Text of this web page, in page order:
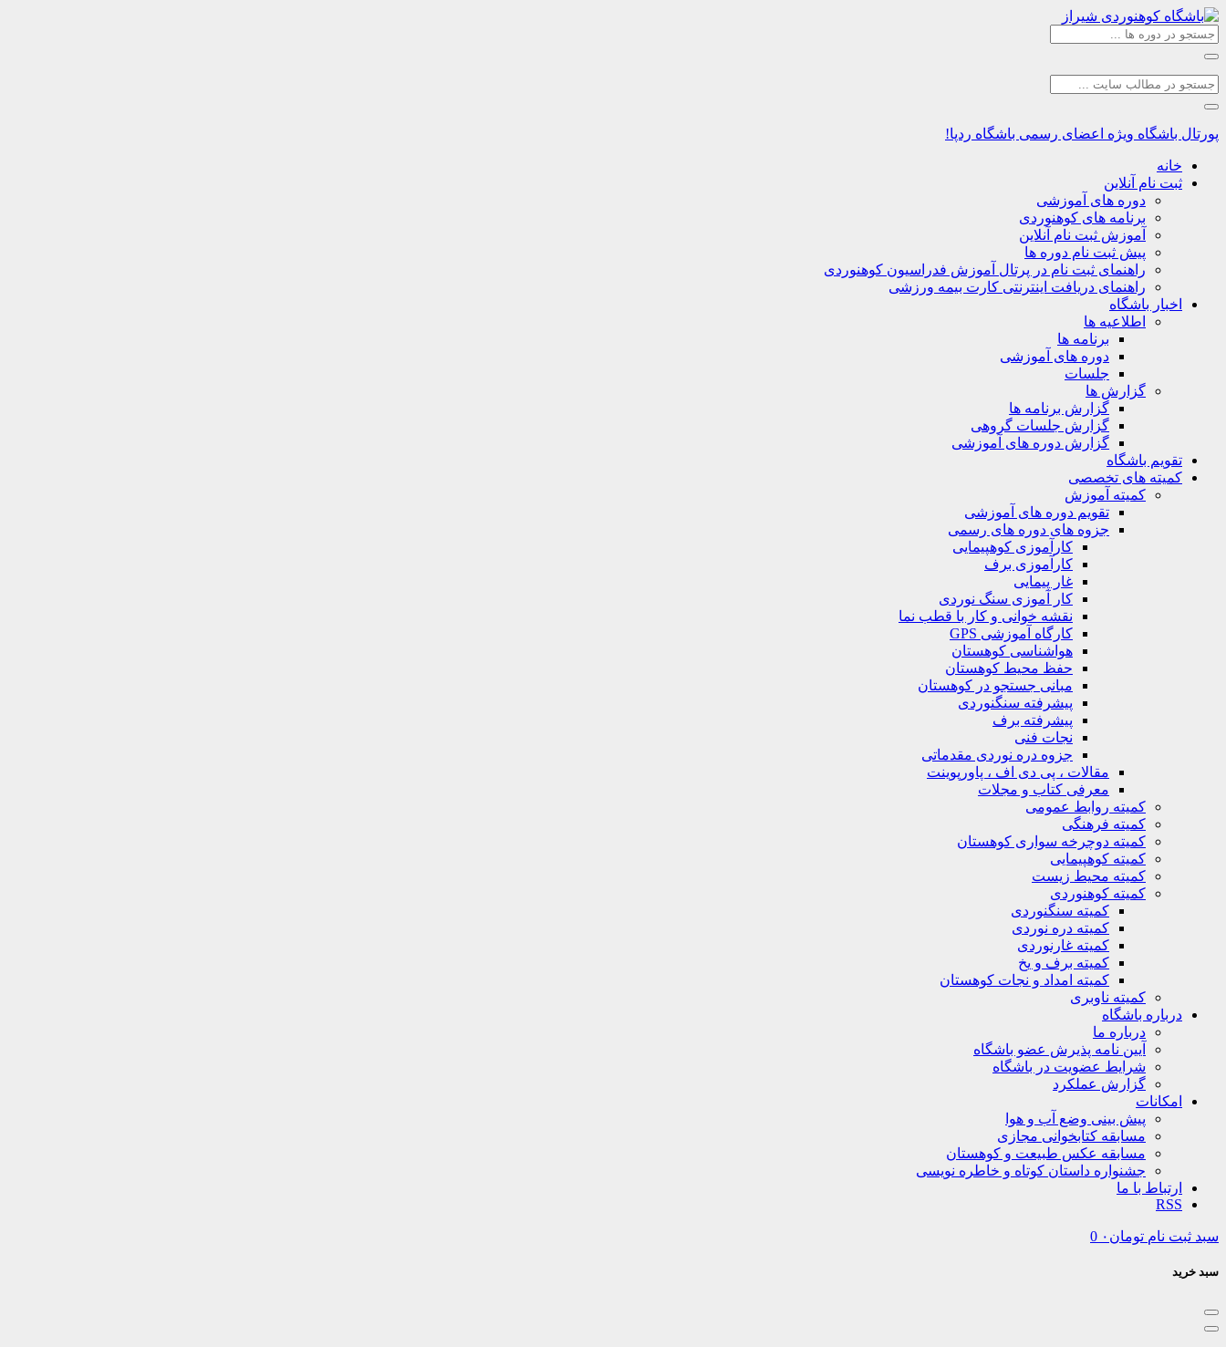
پورتال باشگاه ویژه اعضای رسمی باشگاه ردپا!
خانه
ثبت نام آنلاین
دوره های آموزشی
برنامه های کوهنوردی
آموزش ثبت نام آنلاین
پیش ثبت نام دوره ها
راهنمای ثبت نام در پرتال آموزش فدراسیون کوهنوردی
راهنمای دریافت اینترنتی کارت بیمه ورزشی
اخبار باشگاه
اطلاعیه ها
برنامه ها
دوره های آموزشی
جلسات
گزارش ها
گزارش برنامه ها
گزارش جلسات گروهی
گزارش دوره های آموزشی
تقویم باشگاه
کمیته های تخصصی
کمیته آموزش
تقویم دوره های آموزشی
جزوه های دوره های رسمی
کارآموزی کوهپیمایی
کارآموزی برف
غار پیمایی
کار آموزی سنگ نوردی
نقشه خوانی و کار با قطب نما
کارگاه آموزشی GPS
هواشناسی کوهستان
حفظ محیط کوهستان
مبانی جستجو در کوهستان
پیشرفته سنگنوردی
پیشرفته برف
نجات فنی
جزوه دره نوردی مقدماتی
مقالات ، پی دی اف ، پاورپوینت
معرفی کتاب و مجلات
کمیته روابط عمومی
کمیته فرهنگی
کمیته دوچرخه سواری کوهستان
کمیته کوهپیمایی
کمیته محیط زیست
کمیته کوهنوردی
کمیته سنگنوردی
کمیته دره نوردی
کمیته غارنوردی
کمیته برف و یخ
کمیته امداد و نجات کوهستان
کمیته ناوبری
درباره باشگاه
درباره ما
آیین نامه پذیرش عضو باشگاه
شرایط عضویت در باشگاه
گزارش عملکرد
امکانات
پیش بینی وضع آب و هوا
مسابقه کتابخوانی مجازی
مسابقه عکس طبیعت و کوهستان
جشنواره داستان کوتاه و خاطره نویسی
ارتباط با ما
RSS
سبد ثبت نام تومان ۰ 0
سبد خرید